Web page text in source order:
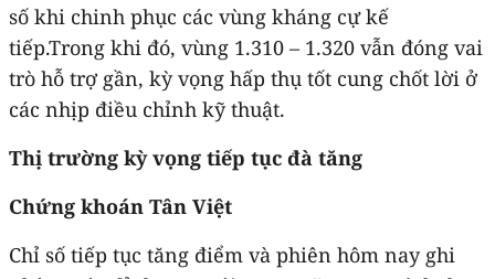
số khi chinh phục các vùng kháng cự kế
tiếp.Trong khi đó, vùng 1.310 – 1.320 vẫn đóng vai
trò hỗ trợ gần, kỳ vọng hấp thụ tốt cung chốt lời ở
các nhịp điều chỉnh kỹ thuật.
Thị trường kỳ vọng tiếp tục đà tăng
Chứng khoán Tân Việt
Chỉ số tiếp tục tăng điểm và phiên hôm nay ghi